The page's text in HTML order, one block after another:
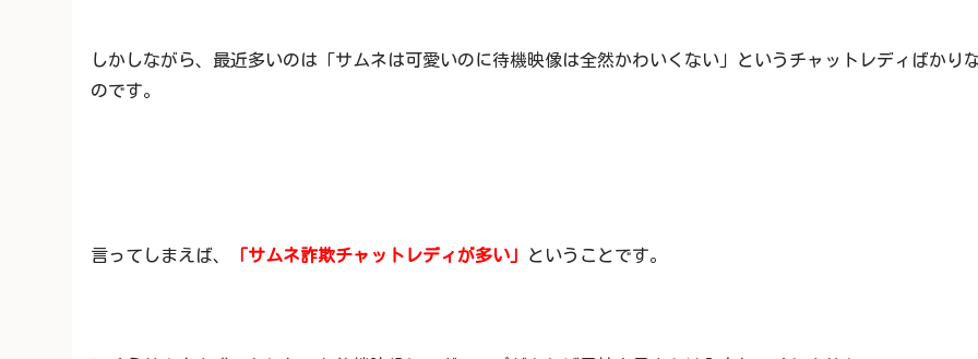
しかしながら、最近多いのは「サムネは可愛いのに待機映像は全然かわいくない」というチャットレディばかり
のです。
言ってしまえば、 「サムネ詐欺チャットレディが多い」 ということです。